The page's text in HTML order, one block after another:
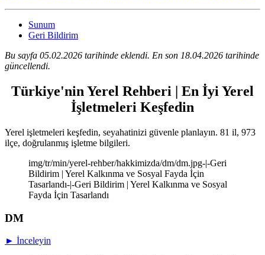
Sunum
Geri Bildirim
Bu sayfa 05.02.2026 tarihinde eklendi. En son 18.04.2026 tarihinde
güncellendi.
Türkiye'nin Yerel Rehberi | En İyi Yerel
İşletmeleri Keşfedin
Yerel işletmeleri keşfedin, seyahatinizi güvenle planlayın. 81 il, 973
ilçe, doğrulanmış işletme bilgileri.
img/tr/min/yerel-rehber/hakkimizda/dm/dm.jpg-|-Geri
Bildirim | Yerel Kalkınma ve Sosyal Fayda İçin
Tasarlandı-|-Geri Bildirim | Yerel Kalkınma ve Sosyal
Fayda İçin Tasarlandı
DM
► İnceleyin